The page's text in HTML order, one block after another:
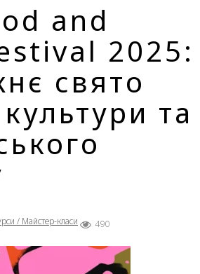
and
2025:
свято
та
/ Майстер-класи 490